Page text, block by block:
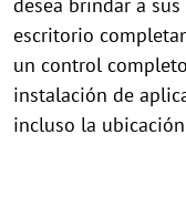
escritorio
un control
instalación de
incluso la